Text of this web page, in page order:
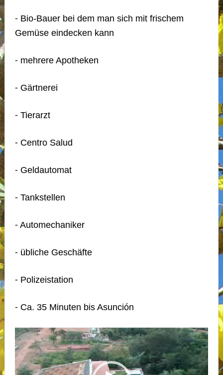
⁃ Bio-Bauer bei dem man sich mit frischem
Gemüse eindecken kann
⁃ mehrere Apotheken
⁃ Gärtnerei
⁃ Tierarzt
⁃ Centro Salud
⁃ Geldautomat
⁃ Tankstellen
⁃ Automechaniker
⁃ übliche Geschäfte
⁃ Polizeistation
⁃ Ca. 35 Minuten bis Asunción
Video-
Player